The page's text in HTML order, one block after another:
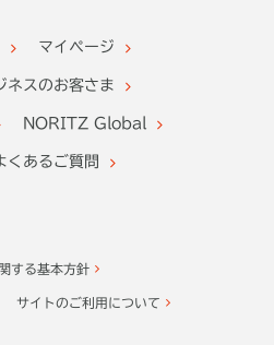
マイページ
ネスのお客さま
NORITZ Global
くあるご質問
する基本方針
サイトのご利用について